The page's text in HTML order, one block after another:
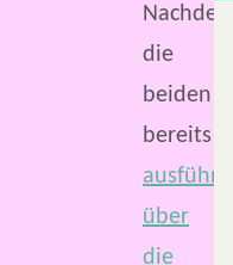
Nachdem
die
beiden
bereits
über
die